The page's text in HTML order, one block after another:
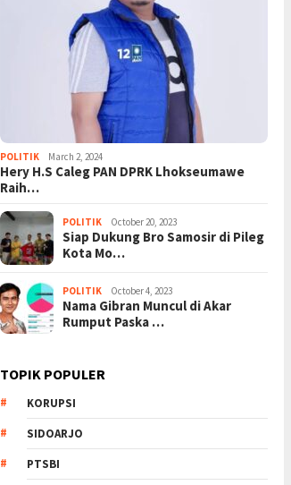
POLITIK March 2, 2024
Hery H.S Caleg PAN DPRK Lhokseumawe
Raih…
POLITIK October 20, 2023
Siap Dukung Bro Samosir di Pileg
Kota Mo…
POLITIK October 4, 2023
Nama Gibran Muncul di Akar
Rumput Paska …
TOPIK POPULER
KORUPSI
SIDOARJO
PTSBI